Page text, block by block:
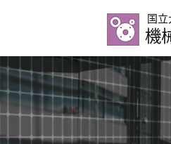
国
機